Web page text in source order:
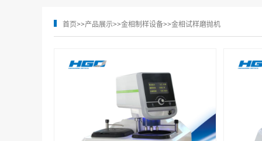
首页>>产品展示>>金相制样设备>>金相试样磨抛机